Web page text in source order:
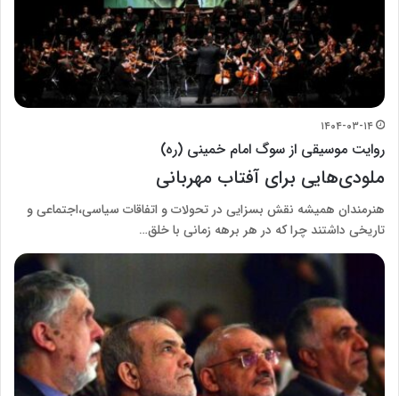
۱۴۰۴-۰۳-۱۴
روایت موسیقی از سوگ امام خمینی (ره)
ملودی‌هایی برای آفتاب مهربانی
هنرمندان همیشه نقش بسزایی در تحولات و اتفاقات سیاسی،اجتماعی و
تاریخی داشتند چرا که در هر برهه زمانی با خلق…